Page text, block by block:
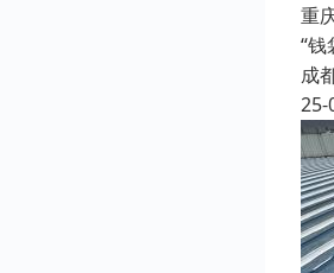
重
“
成
25-